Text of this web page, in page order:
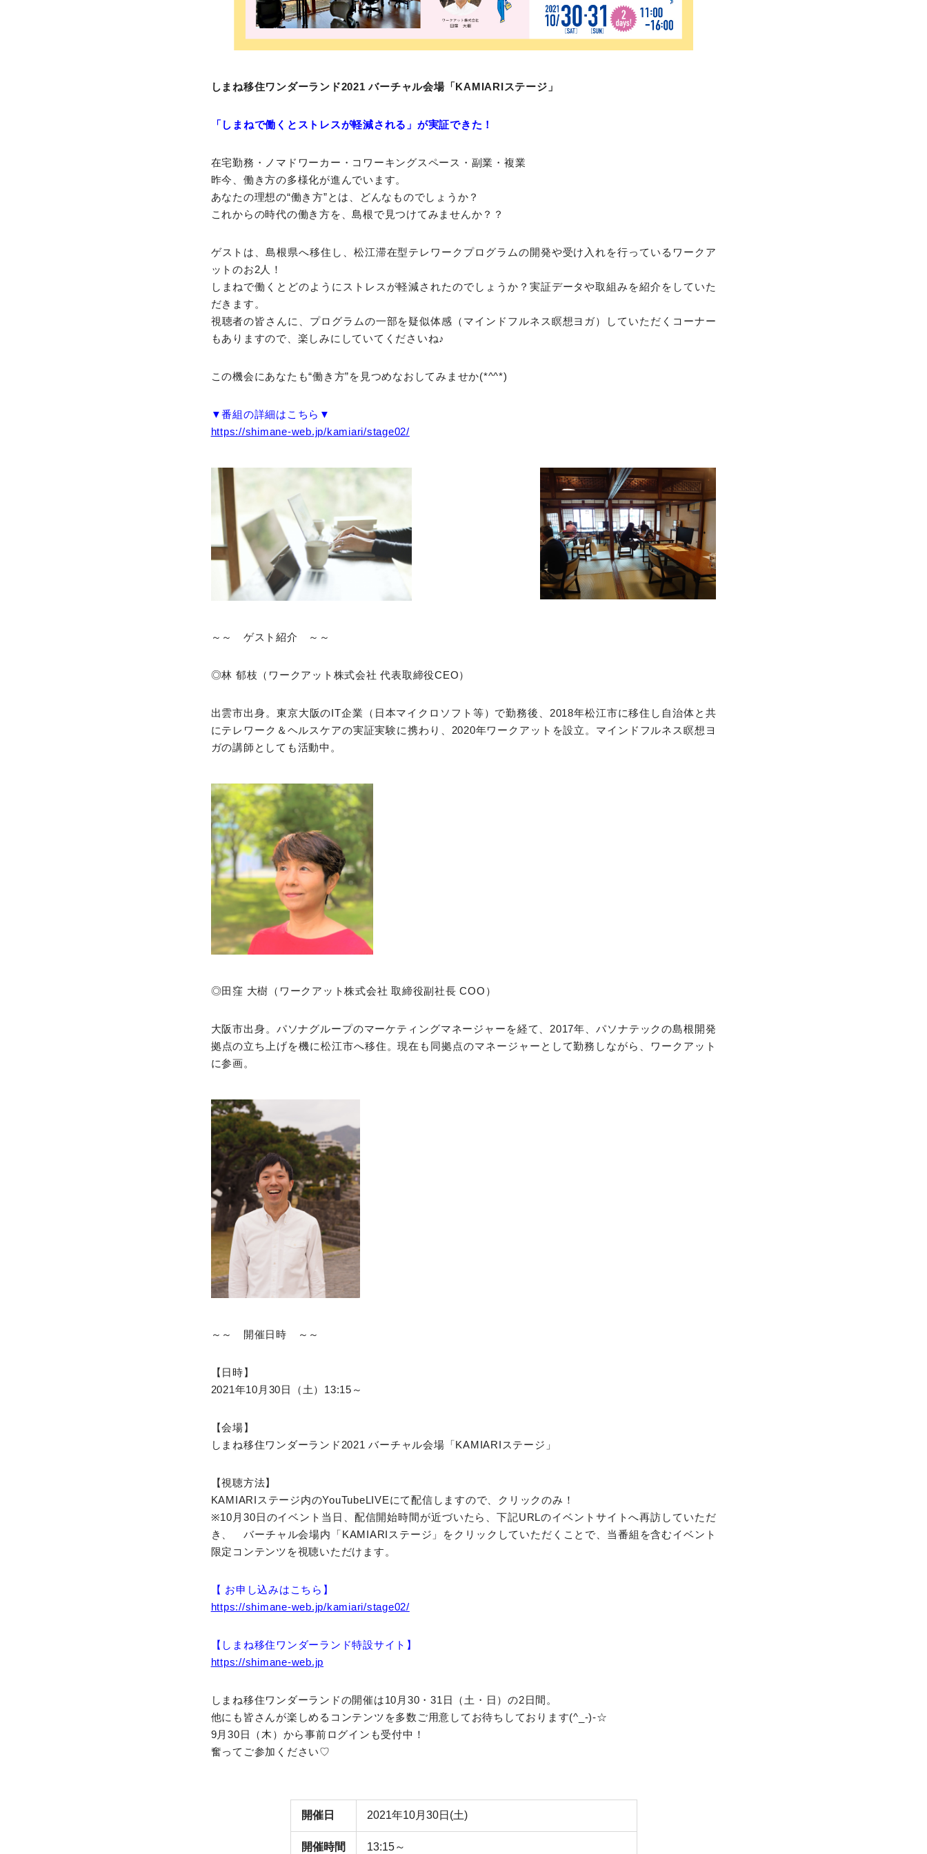
しまね移住ワンダーランド2021 バーチャル会場「KAMIARIステージ」
「しまねで働くとストレスが軽減される」が実証できた！
在宅勤務・ノマドワーカー・コワーキングスペース・副業・複業
昨今、働き方の多様化が進んでいます。
あなたの理想の“働き方”とは、どんなものでしょうか？
これからの時代の働き方を、島根で見つけてみませんか？？
ゲストは、島根県へ移住し、松江滞在型テレワークプログラムの開発や受け入れを行っているワークア
ットのお2人！
しまねで働くとどのようにストレスが軽減されたのでしょうか？実証データや取組みを紹介をしていた
だきます。
視聴者の皆さんに、プログラムの一部を疑似体感（マインドフルネス瞑想ヨガ）していただくコーナー
もありますので、楽しみにしていてくださいね♪
この機会にあなたも“働き方”を見つめなおしてみませか(*^^*)
▼番組の詳細はこちら▼
https://shimane-web.jp/kamiari/stage02/
～～ ゲスト紹介 ～～
◎林 郁枝（ワークアット株式会社 代表取締役CEO）
出雲市出身。東京大阪のIT企業（日本マイクロソフト等）で勤務後、2018年松江市に移住し自治体と共
にテレワーク＆ヘルスケアの実証実験に携わり、2020年ワークアットを設立。マインドフルネス瞑想ヨ
ガの講師としても活動中。
◎田窪 大樹（ワークアット株式会社 取締役副社長 COO）
大阪市出身。パソナグループのマーケティングマネージャーを経て、2017年、パソナテックの島根開発
拠点の立ち上げを機に松江市へ移住。現在も同拠点のマネージャーとして勤務しながら、ワークアット
に参画。
～～ 開催日時 ～～
【日時】
2021年10月30日（土）13:15～
【会場】
しまね移住ワンダーランド2021 バーチャル会場「KAMIARIステージ」
【視聴方法】
KAMIARIステージ内のYouTubeLIVEにて配信しますので、クリックのみ！
※10月30日のイベント当日、配信開始時間が近づいたら、下記URLのイベントサイトへ再訪していただ
き、 バーチャル会場内「KAMIARIステージ」をクリックしていただくことで、当番組を含むイベント
限定コンテンツを視聴いただけます。
【 お申し込みはこちら】
https://shimane-web.jp/kamiari/stage02/
【しまね移住ワンダーランド特設サイト】
https://shimane-web.jp
しまね移住ワンダーランドの開催は10月30・31日（土・日）の2日間。
他にも皆さんが楽しめるコンテンツを多数ご用意してお待ちしております(^_-)-☆
9月30日（木）から事前ログインも受付中！
奮ってご参加ください♡
開催日 2021年10月30日(土)
開催時間 13:15～